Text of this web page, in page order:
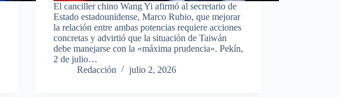
El canciller chino Wang Yi afirmó al secretario de
Estado estadounidense, Marco Rubio, que mejorar
la relación entre ambas potencias requiere acciones
concretas y advirtió que la situación de Taiwán
debe manejarse con la «máxima prudencia». Pekín,
2 de julio…
Redacción
julio 2, 2026